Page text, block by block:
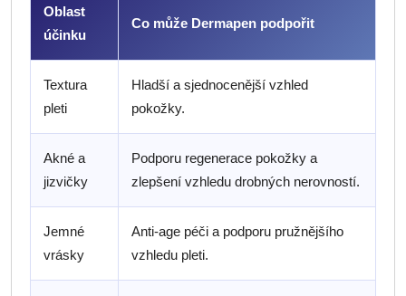
Oblast
účinku
Co může Dermapen podpořit
Textura
pleti
Hladší a sjednocenější vzhled
pokožky.
Akné a
jizvičky
Podporu regenerace pokožky a
zlepšení vzhledu drobných nerovností.
Jemné
vrásky
Anti-age péči a podporu pružnějšího
vzhledu pleti.